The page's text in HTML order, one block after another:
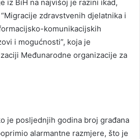
iz BiH na najvišoj je razini ikad,
zdravstvenih djelatnika i
komunikacijskih
i mogućnosti”, koja je
Međunarodne organizacije za
je posljednjih godina broj građana
alarmantne razmjere, što je